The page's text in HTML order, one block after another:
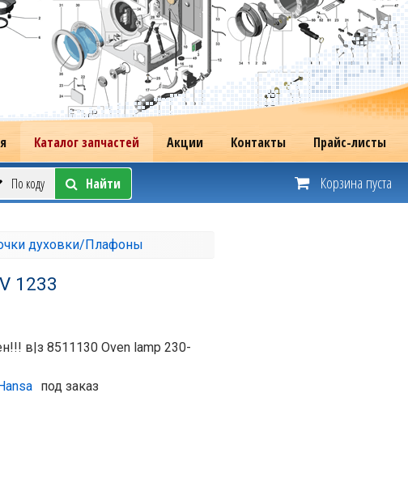
Каталог запчастей Акции Контакты Прайс-листы
По коду Найти Корзина пуста
духовки/Плафоны
1233
в|з 8511130 Oven lamp 230-
под заказ